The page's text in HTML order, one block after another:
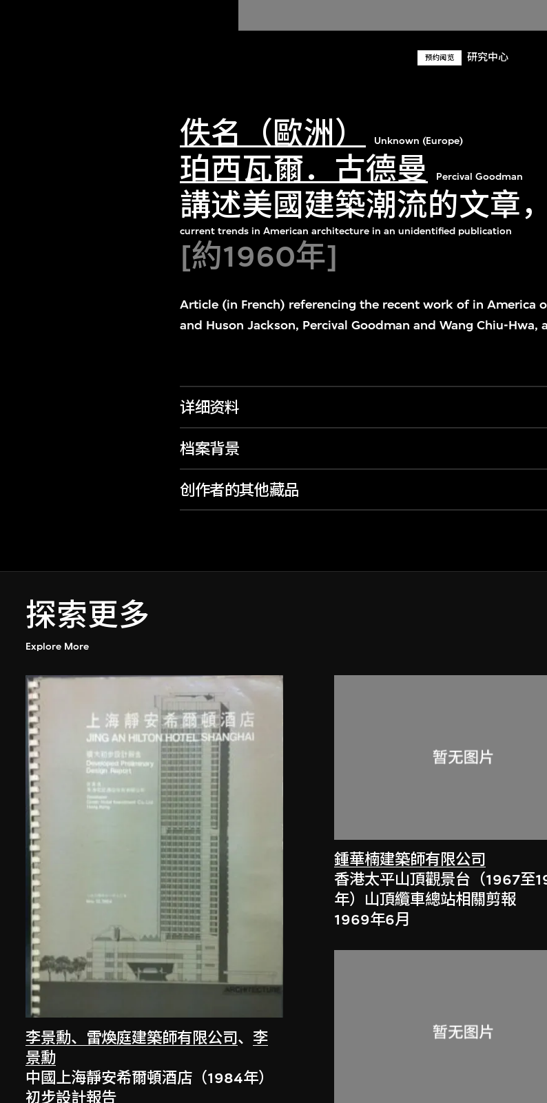
预约阅览 研究中心
佚名（歐洲） Unknown (Europe)
珀西瓦爾．古德曼 Percival Goodman
講述美國建築潮流的文章
current trends in American architecture in an unidentified publication
[約1960年]
Article (in French) referencing the recent work of in America
and Huson Jackson, Percival Goodman and Wang Chiu-Hwa,
详细资料
档案背景
创作者的其他藏品
探索更多
Explore More
李景勳、雷煥庭建築師有限公司、 李
景勳
中國上海靜安希爾頓酒店（1984年）
初步設計報告
鍾華楠建築師有限公司
香港太平山頂觀景台（1967至
年）山頂纜車總站相關剪報
1969年6月